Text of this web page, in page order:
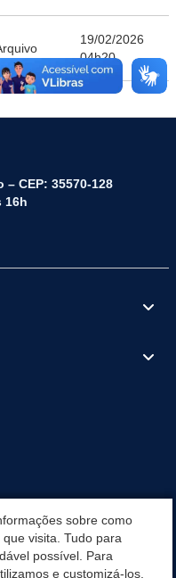
19/02/2026
04h20
– CEP: 35570-128
16h
sobre como
visita. Tudo para
possível. Para
e customizá-los,